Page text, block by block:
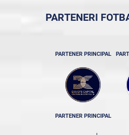
PARTENERI
PARTENER PRINCIPAL
PARTENER PRINCIPAL